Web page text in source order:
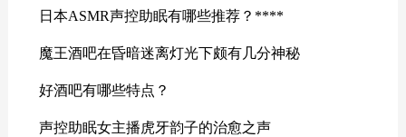
日本ASMR声控助眠有哪些推荐？****
魔王酒吧在昏暗迷离灯光下颇有几分神秘
好酒吧有哪些特点？
声控助眠女主播虎牙韵子的治愈之声